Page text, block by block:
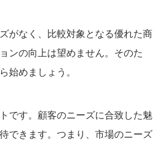
がなく、比較対象となる優れた商
ンの向上は望めません。そのた
始めましょう。
です。顧客のニーズに合致した魅
できます。つまり、市場のニーズ